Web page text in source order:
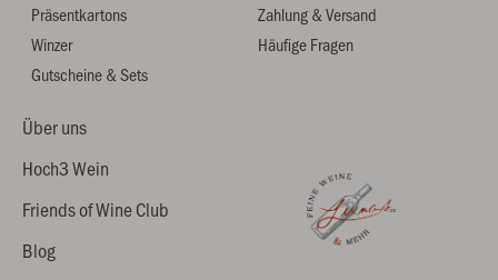
Präsentkartons
Winzer
Gutscheine & Sets
Zahlung & Versand
Häufige Fragen
Über uns
Hoch3 Wein
Friends of Wine Club
Blog